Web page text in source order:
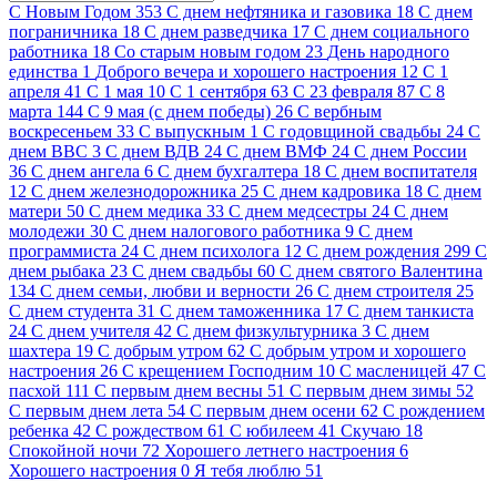
C Новым Годом 353 C днем нефтяника и газовика 18 C днем
пограничника 18 C днем разведчика 17 C днем социального
работника 18 Cо старым новым годом 23 День народного
единства 1 Доброго вечера и хорошего настроения 12 С 1
апреля 41 С 1 мая 10 С 1 сентября 63 С 23 февраля 87 С 8
марта 144 С 9 мая (с днем победы) 26 С вербным
воскресеньем 33 С выпускным 1 С годовщиной свадьбы 24 С
днем ВВС 3 С днем ВДВ 24 С днем ВМФ 24 С днем России
36 С днем ангела 6 С днем бухгалтера 18 С днем воспитателя
12 С днем железнодорожника 25 С днем кадровика 18 С днем
матери 50 С днем медика 33 С днем медсестры 24 С днем
молодежи 30 С днем налогового работника 9 С днем
программиста 24 С днем психолога 12 С днем рождения 299 С
днем рыбака 23 С днем свадьбы 60 С днем святого Валентина
134 С днем семьи, любви и верности 26 С днем строителя 25
С днем студента 31 С днем таможенника 17 С днем танкиста
24 С днем учителя 42 С днем физкультурника 3 С днем
шахтера 19 С добрым утром 62 С добрым утром и хорошего
настроения 26 С крещением Господним 10 С масленицей 47 С
пасхой 111 С первым днем весны 51 С первым днем зимы 52
С первым днем лета 54 С первым днем осени 62 С рождением
ребенка 42 С рождеством 61 С юбилеем 41 Скучаю 18
Спокойной ночи 72 Хорошего летнего настроения 6
Хорошего настроения 0 Я тебя люблю 51